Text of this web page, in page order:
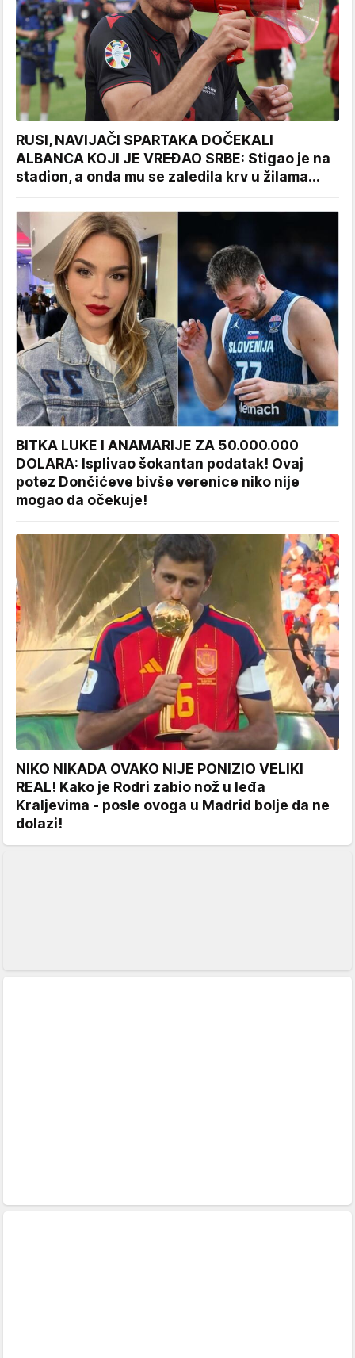
RUSI, NAVIJAČI SPARTAKA DOČEKALI
ALBANCA KOJI JE VREĐAO SRBE: Stigao je na
stadion, a onda mu se zaledila krv u žilama...
BITKA LUKE I ANAMARIJE ZA 50.000.000
DOLARA: Isplivao šokantan podatak! Ovaj
potez Dončićeve bivše verenice niko nije
mogao da očekuje!
NIKO NIKADA OVAKO NIJE PONIZIO VELIKI
REAL! Kako je Rodri zabio nož u leđa
Kraljevima - posle ovoga u Madrid bolje da ne
dolazi!